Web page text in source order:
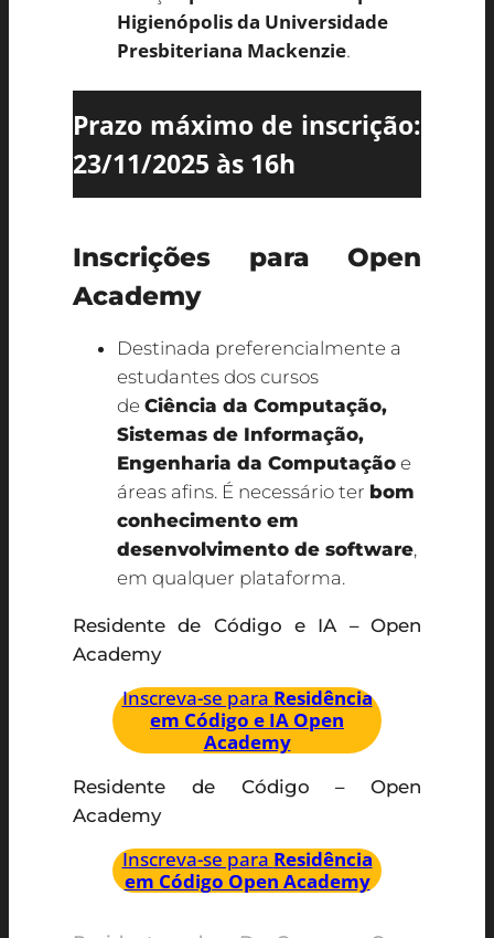
Higienópolis da Universidade
Presbiteriana Mackenzie.
Prazo máximo de inscrição:
23/11/2025 às 16h
Inscrições para Open
Academy
Destinada preferencialmente a
estudantes dos cursos
deCiência da Computação,
Sistemas de Informação,
Engenharia da Computação e
áreas afins. É necessário ter bom
conhecimento em
desenvolvimento de software,
em qualquer plataforma.
Residente de Código e IA – Open
Academy
Inscreva-se para Residência
em Código e IA Open
Academy
Residente de Código – Open
Academy
Inscreva-se para Residência
em Código Open Academy